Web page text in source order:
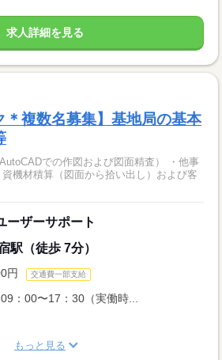
求人詳細を見る
＊複数名募集】基地局の基本
での作図および図面精査） ・他事
機材積算（図面から拾い出し）および客
ーザーサポート
駅（徒歩 7分）
円 交通費一部支給
：00〜17：30（実働時...
もっと見る